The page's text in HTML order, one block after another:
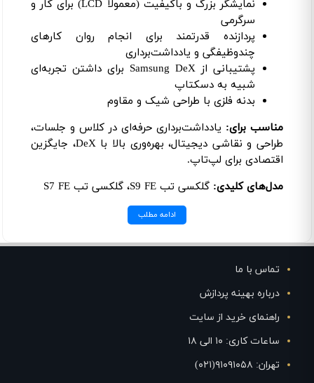
نمایشگر بزرگ و باکیفیت (معمولاً LCD) برای کار و
سرگرمی
پردازنده قدرتمند برای انجام روان کارهای
چندوظیفگی و یادداشت‌برداری
پشتیبانی از Samsung DeX برای داشتن تجربه‌ای
شبیه به دسکتاپ
بدنه فلزی با طراحی شیک و مقاوم
مناسب برای: یادداشت‌برداری حرفه‌ای در کلاس و جلسات،
طراحی و نقاشی دیجیتال، بهره‌وری بالا با DeX، جایگزین
اقتصادی برای لپ‌تاپ.
مدل‌های کلیدی: گلکسی تب S9 FE، گلکسی تب S7 FE
ادامه مطلب
تماس با ما
درباره بهینه پردازش
راهنمای خرید از سایت
ساعات کاری: ۱۰ الی ۱۸
تهران: ۹۱۰۹۱۰۵۸(۰۲۱)